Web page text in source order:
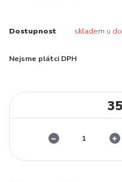
Dostupnost skladem u
Nejsme plátci DPH